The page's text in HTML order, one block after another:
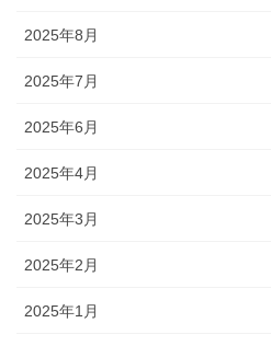
2025年8月
2025年7月
2025年6月
2025年4月
2025年3月
2025年2月
2025年1月